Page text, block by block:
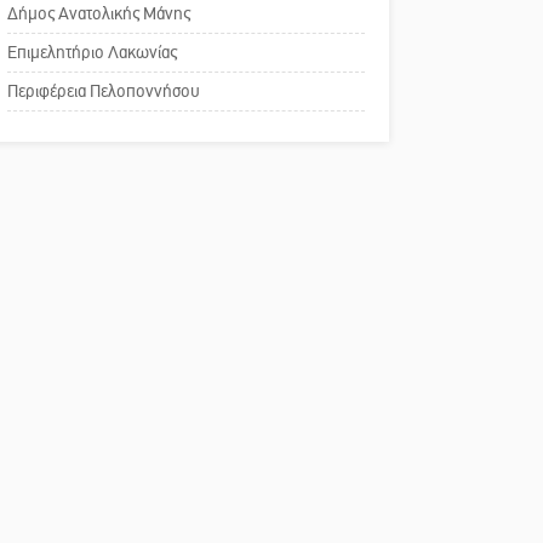
του ΚΑΠΗ
Το δικό σας σχόλιο:
Παράδειγμα κοινωνικής
Δήμος Ανατολικής Μάνης
Επιμελητήριο Λακωνίας
Περιφέρεια Πελοποννήσου